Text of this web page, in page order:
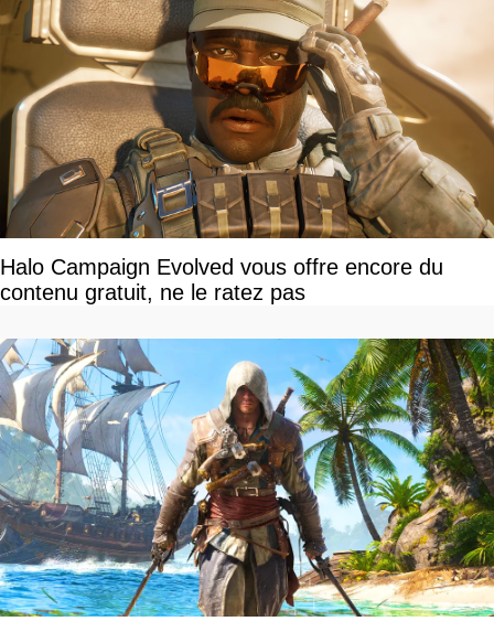
Halo Campaign Evolved vous offre encore du
contenu gratuit, ne le ratez pas